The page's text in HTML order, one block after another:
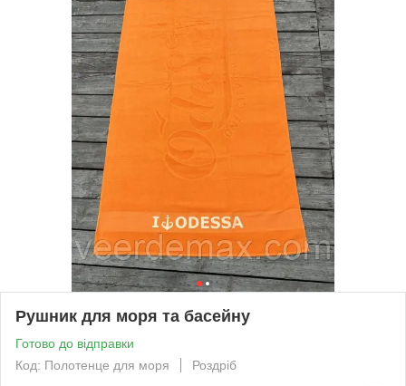
Рушник для моря та басейну
Готово до відправки
Код: Полотенце для моря
Роздріб